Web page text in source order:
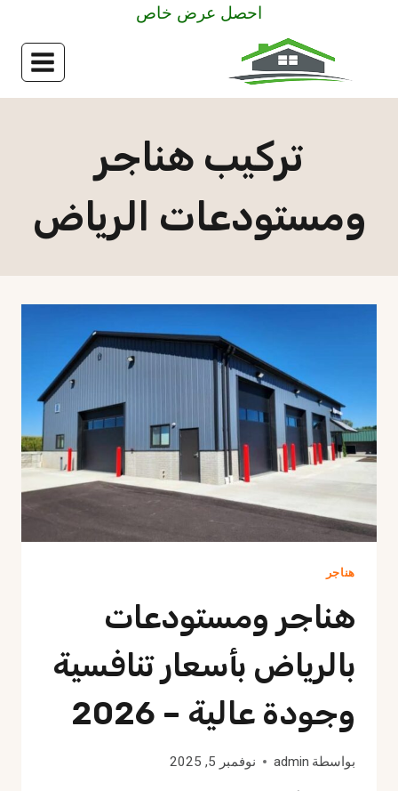
احصل عرض خاص
تركيب هناجر
ومستودعات الرياض
هناجر
هناجر ومستودعات
بالرياض بأسعار تنافسية
وجودة عالية – 2026
بواسطة admin نوفمبر 5, 2025